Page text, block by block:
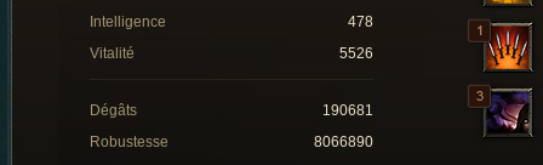
Intelligence
478
Vitalité
5526
Dégâts
190681
Robustesse
8066890